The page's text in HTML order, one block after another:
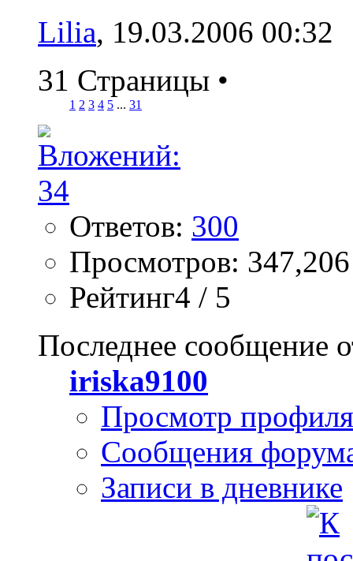
Lilia, 19.03.2006 00:32
31 Страницы •
1 2 3 4 5 ... 31
Ответов: 300
Просмотров: 347,206
Рейтинг4 / 5
Последнее сообщение
iriska9100
Просмотр профиля
Сообщения
Записи в дневнике